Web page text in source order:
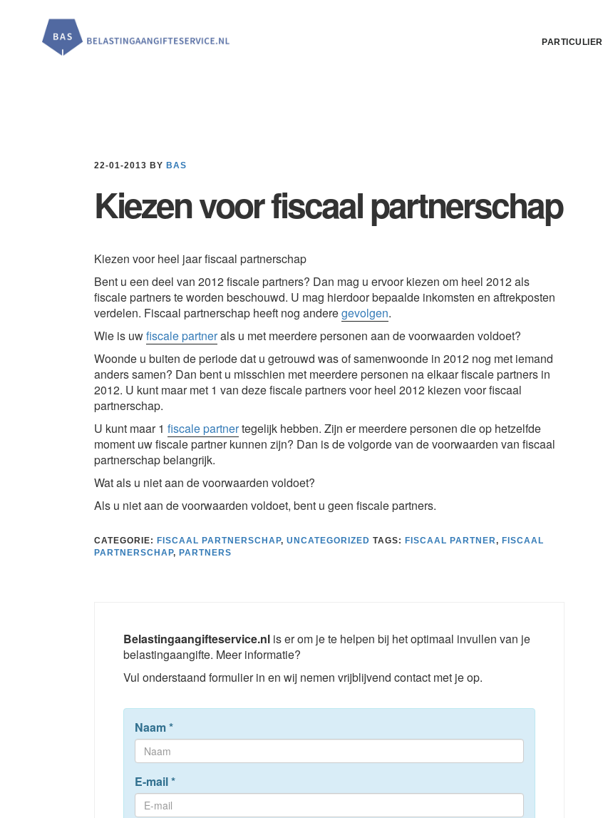
PARTICULIER
22-01-2013 BY BAS
Kiezen voor fiscaal partnerschap
Kiezen voor heel jaar fiscaal partnerschap
Bent u een deel van 2012 fiscale partners? Dan mag u ervoor kiezen om heel 2012 als
fiscale partners te worden beschouwd. U mag hierdoor bepaalde inkomsten en aftrekposten
verdelen. Fiscaal partnerschap heeft nog anderegevolgen.
Wie is uwfiscale partnerals u met meerdere personen aan de voorwaarden voldoet?
Woonde u buiten de periode dat u getrouwd was of samenwoonde in 2012 nog met iemand
anders samen? Dan bent u misschien met meerdere personen na elkaar fiscale partners in
2012. U kunt maar met 1 van deze fiscale partners voor heel 2012 kiezen voor fiscaal
partnerschap.
U kunt maar 1 fiscale partnertegelijk hebben. Zijn er meerdere personen die op hetzelfde
moment uw fiscale partner kunnen zijn? Dan is de volgorde van de voorwaarden van fiscaal
partnerschap belangrijk.
Wat als u niet aan de voorwaarden voldoet?
Als u niet aan de voorwaarden voldoet, bent u geen fiscale partners.
CATEGORIE: FISCAAL PARTNERSCHAP, UNCATEGORIZED TAGS: FISCAAL PARTNER, FISCAAL
PARTNERSCHAP, PARTNERS
Belastingaangifteservice.nl is er om je te helpen bij het optimaal invullen van je
belastingaangifte. Meer informatie?
Vul onderstaand formulier in en wij nemen vrijblijvend contact met je op.
Naam*
E-mail*